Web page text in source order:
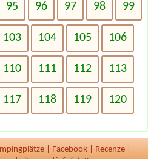
95 96 97 98 99
103 104 105 106
110 111 112 113
117 118 119 120
Facebook Recenze